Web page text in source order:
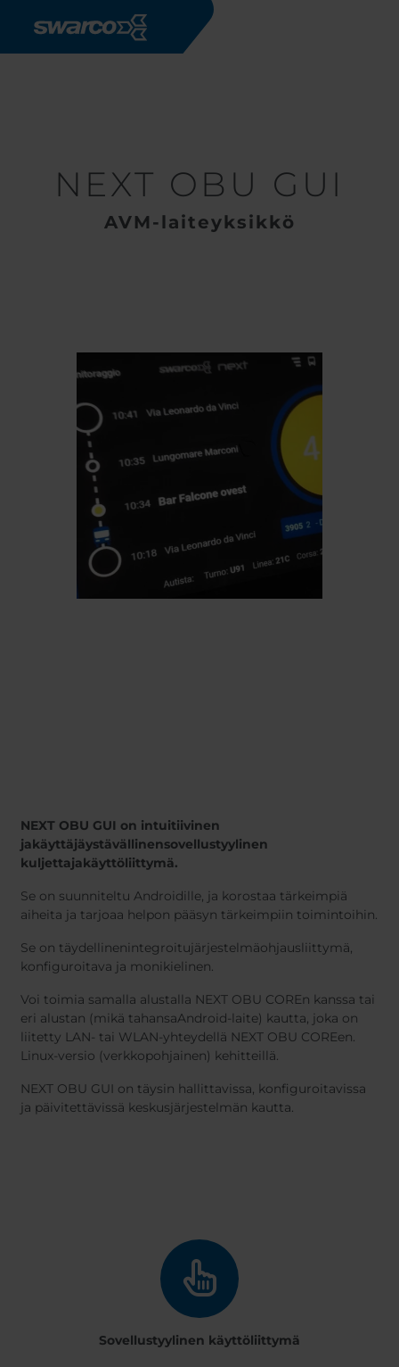
Tuotteet Software Public Transport
NEXT OBU GUI
AVM-laiteyksikkö
NEXT OBU GUI on intuitiivinen
jakäyttäjäystävällinensovellustyylinen
kuljettajakäyttöliittymä.
Se on suunniteltu Androidille, ja korostaa tärkeimpiä
aiheita ja tarjoaa helpon pääsyn tärkeimpiin toimintoihin.
Se on täydellinenintegroitujärjestelmäohjausliittymä,
konfiguroitava ja monikielinen.
Voi toimia samalla alustalla NEXT OBU COREn kanssa tai
eri alustan (mikä tahansaAndroid-laite) kautta, joka on
liitetty LAN- tai WLAN-yhteydellä NEXT OBU COREen.
Linux-versio (verkkopohjainen) kehitteillä.
NEXT OBU GUI on täysin hallittavissa, konfiguroitavissa
ja päivitettävissä keskusjärjestelmän kautta.
Sovellustyylinen käyttöliittymä